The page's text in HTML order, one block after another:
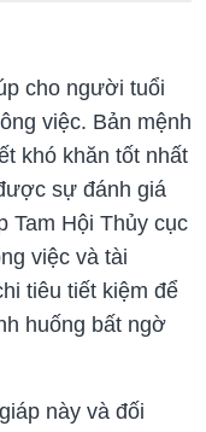
cho người tuổi
việc. Bản mệnh
khó khăn tốt nhất
sự đánh giá
Tam Hội Thủy cục
việc và tài
tiêu tiết kiệm để
huống bất ngờ
này và đối